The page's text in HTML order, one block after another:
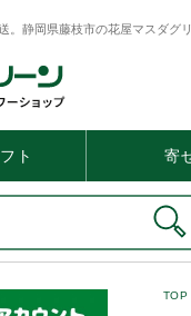
。静岡県藤枝市の花屋マスダグ
ト 寄
TOP